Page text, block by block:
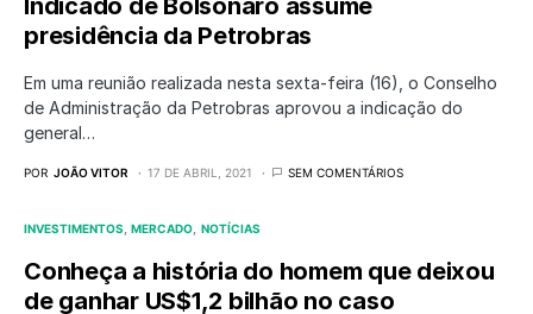
Indicado de Bolsonaro assume
presidência da Petrobras
Em uma reunião realizada nesta sexta-feira (16), o Conselho
de Administração da Petrobras aprovou a indicação do
general…
POR JOÃO VITOR 17 DE ABRIL, 2021 SEM COMENTÁRIOS
INVESTIMENTOS MERCADO NOTÍCIAS
Conheça a história do homem que deixou
de ganhar US$1,2 bilhão no caso